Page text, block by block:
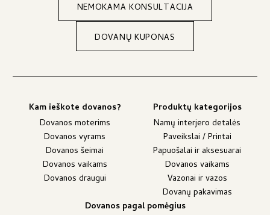
NEMOKAMA KONSULTACIJA
DOVANŲ KUPONAS
Kam ieškote dovanos?
Dovanos moterims
Dovanos vyrams
Dovanos šeimai
Dovanos vaikams
Dovanos draugui
Produktų kategorijos
Namų interjero detalės
Paveikslai / Printai
Papuošalai ir aksesuarai
Dovanos vaikams
Vazonai ir vazos
Dovanų pakavimas
Dovanos pagal pomėgius